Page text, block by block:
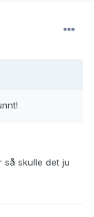
så skulle det ju